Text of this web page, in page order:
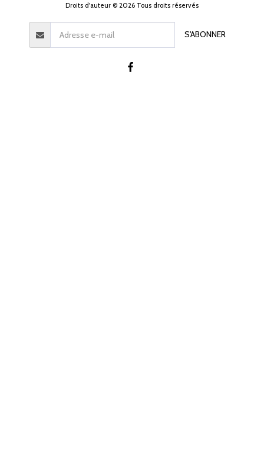
Droits d'auteur © 2026 Tous droits réservés
S'ABONNER